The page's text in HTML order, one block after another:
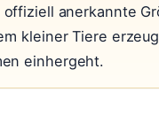
anerkannte
kleiner Tiere
einhergeht.